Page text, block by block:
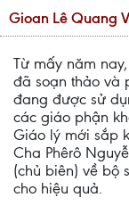
Gioan Lê Quang
Từ mấy năm
đã soạn thảo và
đang được sử
các giáo phận
Giáo lý mới sắp
Cha Phêrô
(chủ biên) về bộ
cho hiệu quả.